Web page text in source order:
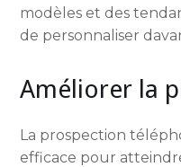
modèles et des
de personnaliser
Améliorer la
La prospection
efficace pour